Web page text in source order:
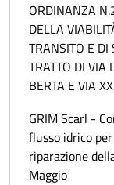
ORDINANZA
DELLA
TRANSITO E DI
TRATTO DI VIA
BERTA E VIA
GRIM Scarl -
flusso idrico
riparazione
Maggio